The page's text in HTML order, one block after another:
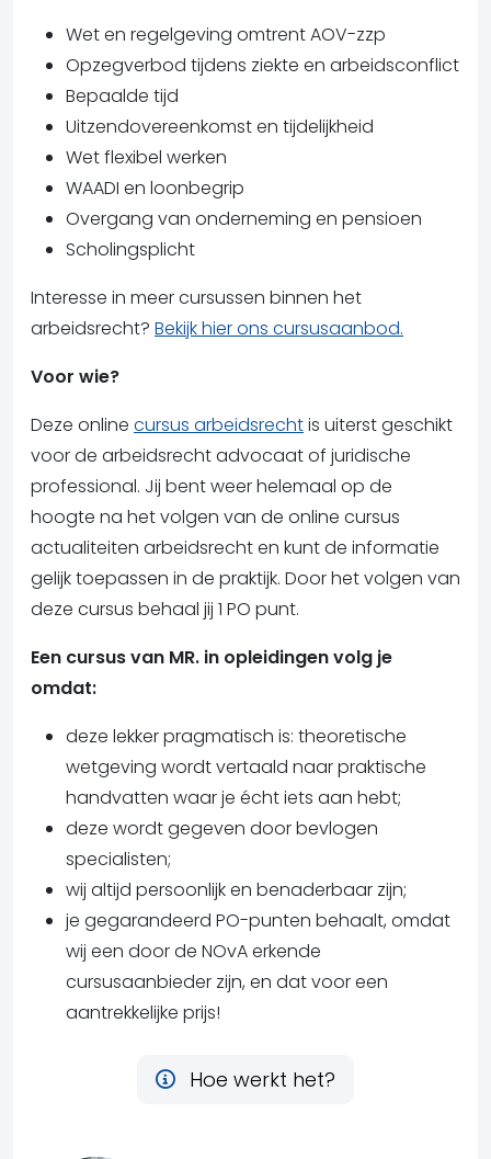
Wet en regelgeving omtrent AOV-zzp
Opzegverbod tijdens ziekte en arbeidsconflict
Bepaalde tijd
Uitzendovereenkomst en tijdelijkheid
Wet flexibel werken
WAADI en loonbegrip
Overgang van onderneming en pensioen
Scholingsplicht
Interesse in meer cursussen binnen het
arbeidsrecht? Bekijk hier ons cursusaanbod.
Voor wie?
Deze online cursus arbeidsrechtis uiterst geschikt
voor de arbeidsrecht advocaat of juridische
professional. Jij bent weer helemaal op de
hoogte na het volgen van de online cursus
actualiteiten arbeidsrecht en kunt de informatie
gelijk toepassen in de praktijk. Door het volgen van
deze cursus behaal jij 1 PO punt.
Een cursus van MR. in opleidingen volg je
omdat:
deze lekker pragmatisch is: theoretische
wetgeving wordt vertaald naar praktische
handvatten waar je écht iets aan hebt;
deze wordt gegeven door bevlogen
specialisten;
wij altijd persoonlijk en benaderbaar zijn;
je gegarandeerd PO-punten behaalt, omdat
wij een door de NOvA erkende
cursusaanbieder zijn, en dat voor een
aantrekkelijke prijs!
Hoe werkt het?